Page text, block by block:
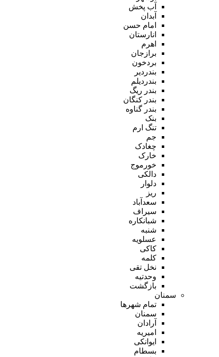
آب پخش
آبدان
امام حسن
انارستان
اهرم
برازجان
بردخون
بندردیر
بندردیلم
بندر ریگ
بندر کنگان
بندر گناوه
بنک
تنگ ارم
جم
چغادک
خارک
خورموج
دالکی
دلوار
ریز
سعدآباد
سیراف
شبانکاره
شنبه
عسلویه
کاکی
کلمه
نخل تقی
وحدتیه
بازگشت
سمنان
تمام شهر‌ها
سمنان
آرادان
امیریه
ایوانکی
بسطام